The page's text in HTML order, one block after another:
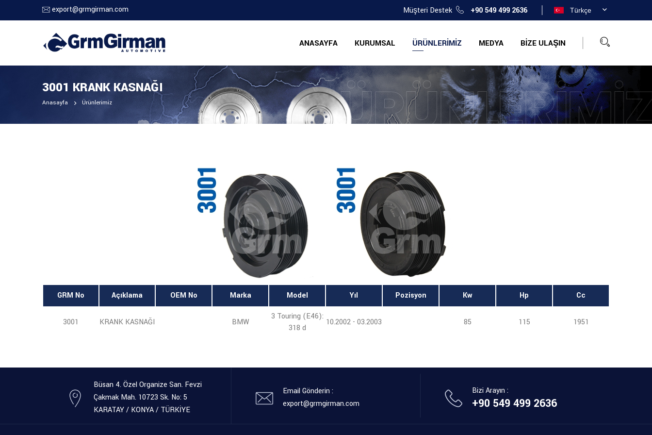
export@grmgirman.com Müşteri Destek +90 549 499 2636 Türkçe
ANASAYFA KURUMSAL ÜRÜNLERIMIZ MEDYA BIZE ULAŞIN
3001 KRANK KASNAĞI
Anasayfa Ürünlerimiz ÜRÜNLERIMIZ
GRM No Açıklama OEM No Marka Model Yıl Pozisyon Kw Hp Cc
3001 KRANK KASNAĞI BMW
3 Touring (E46):
318 d
10.2002 - 03.2003 85 115 1951
Büsan 4. Özel Organize San. Fevzi
Çakmak Mah. 10723 Sk. No: 5
KARATAY / KONYA / TÜRKİYE
Email Gönderin :
export@grmgirman.com
Bizi Arayın :
+90 549 499 2636